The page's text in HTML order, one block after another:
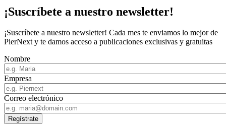
¡Suscríbete a nuestro newsletter!
¡Suscríbete a nuestro newsletter! Cada mes te enviamos lo mejor de
PierNext y te damos acceso a publicaciones exclusivas y gratuitas
Nombre
Empresa
Correo electrónico